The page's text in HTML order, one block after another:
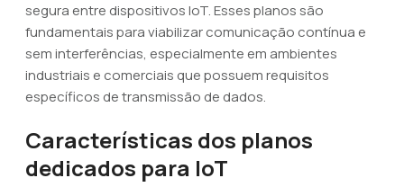
segura entre dispositivos IoT. Esses planos são
fundamentais para viabilizar comunicação contínua e
sem interferências, especialmente em ambientes
industriais e comerciais que possuem requisitos
específicos de transmissão de dados.
Características dos planos
dedicados para IoT